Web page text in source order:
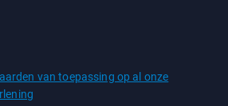
van toepassing op al onze